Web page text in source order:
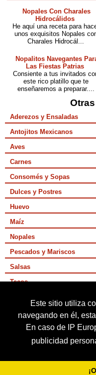
Este sitio utiliza
navegando en él,
En caso de IP
publicidad
Nopales Con Charales
Hidrocálidos
He aquí una receta para
unos exquisitos Nopales
Charales Hidrocál...
Nopalitos Navegantes
Las Fiestas Patrias
Consiente a tus invitados
este rico platillo que te
enseñaremos a preparar....
Aderezos y Ensaladas
Antojitos Mexicanos
Aves
Carnes
Consomés y Sopas
Dulces y Postres
Huevo
Maíz
Nopales
Pescados y Mariscos
Salsas
Tacos
Vegetarianas